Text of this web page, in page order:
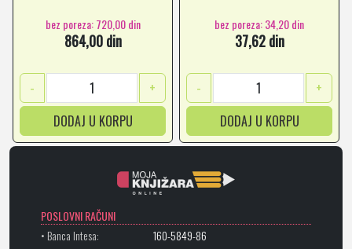
bez poreza: 720,00 din
864,00 din
-
+
DODAJ U KORPU
bez poreza: 34,20 din
37,62 din
-
+
DODAJ U KORPU
POSLOVNI RAČUNI
• Banca Intesa:
160-5849-86